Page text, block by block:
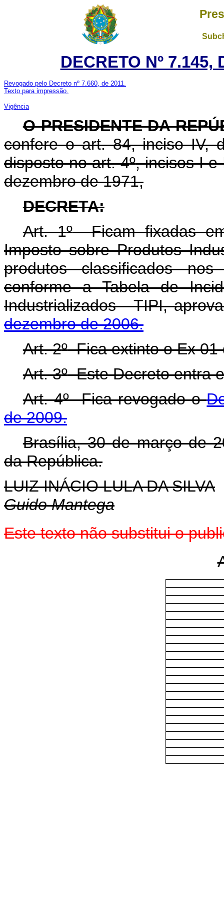
DECRETO Nº 7.145,
Revogado pelo Decreto nº 7.660, de 2011.
Texto para impressão.
Vigência
O PRESIDENTE DA
confere o art. 84, inciso IV,
disposto no art. 4º, incisos I e
dezembro de 1971,
DECRETA:
Art. 1ºFicam fixadas
Imposto sobre Produtos
produtos classificados
conforme a Tabela de
Industrializados - TIPI,
dezembro de 2006.
Art. 2ºFica extinto o Ex 01
Art. 3ºEste Decreto entra
Art. 4ºFica revogado o
de 2009.
Brasília, 30 de março de
da República.
LUIZ INÁCIO LULA DA SILVA
Guido Mantega
Este texto não substitui o